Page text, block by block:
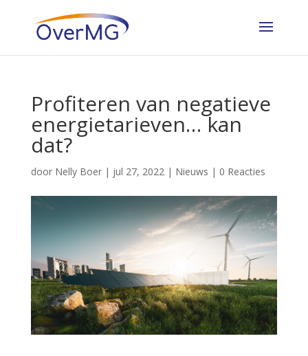
Profiteren van negatieve
energietarieven… kan
dat?
door Nelly Boer| jul 27, 2022| Nieuws | 0 Reacties